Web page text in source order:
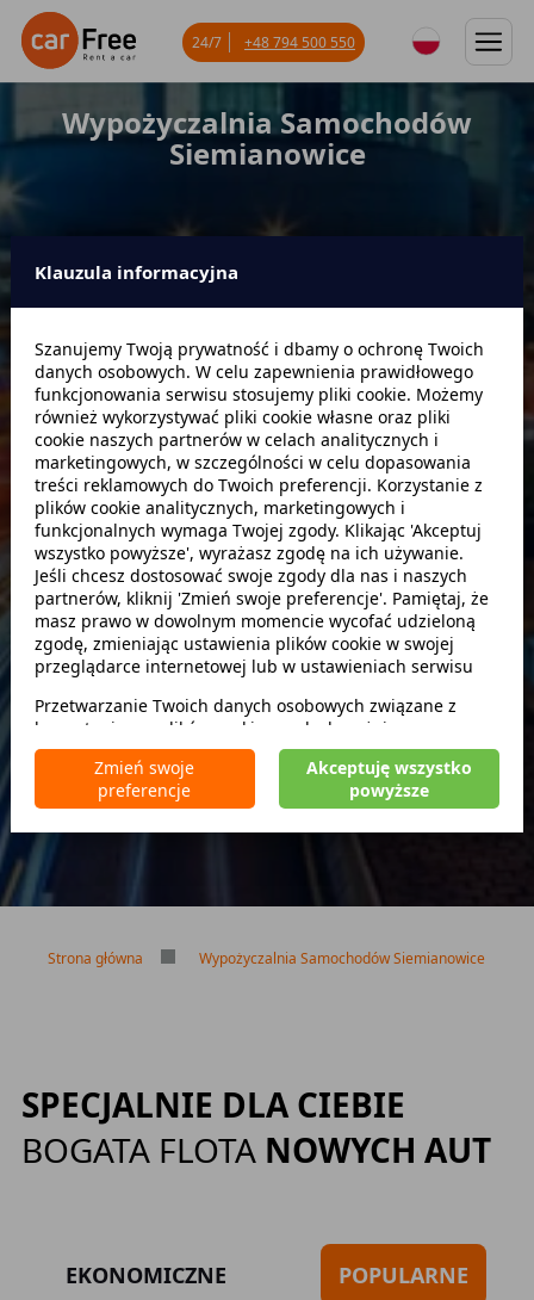
Wypożyczalnia Samochodów
Siemianowice
Data odbioru Godzina
Data zwrotu Godzina
Szukaj
zwróć w innym miejscu
Brak limitu kilometrów
Bezpłatne odwołanie rezerwacji
24/7 +48 794 500 550
Strona główna Wypożyczalnia Samochodów Siemianowice
SPECJALNIE DLA CIEBIE
BOGATA FLOTA NOWYCH AUT
EKONOMICZNE POPULARNE
Klauzula informacyjna
Szanujemy Twoją prywatność i dbamy o ochronę Twoich
danych osobowych. W celu zapewnienia prawidłowego
funkcjonowania serwisu stosujemy pliki cookie. Możemy
również wykorzystywać pliki cookie własne oraz pliki
cookie naszych partnerów w celach analitycznych i
marketingowych, w szczególności w celu dopasowania
treści reklamowych do Twoich preferencji. Korzystanie z
plików cookie analitycznych, marketingowych i
funkcjonalnych wymaga Twojej zgody. Klikając 'Akceptuj
wszystko powyższe', wyrażasz zgodę na ich używanie.
Jeśli chcesz dostosować swoje zgody dla nas i naszych
partnerów, kliknij 'Zmień swoje preferencje'. Pamiętaj, że
masz prawo w dowolnym momencie wycofać udzieloną
zgodę, zmieniając ustawienia plików cookie w swojej
przeglądarce internetowej lub w ustawieniach serwisu
Przetwarzanie Twoich danych osobowych związane z
korzystaniem z plików cookie w celach wyżej
wymienionych jest prowadzone przez CarFree sp. z o.o. z
siedzibą w Warszawie (02-677), ul. Cybernetyki 5,
będącego administratorem danych. W niektórych
nasi partnerzy. Szczegółowe informacje na temat
korzystania przez nas i naszych partnerów z plików cookie
oraz przetwarzania Twoich danych osobowych, w tym
dotyczące Twoich uprawnień, zawarte są w naszej
Zmień swoje
preferencje
Akceptuję wszystko
powyższe